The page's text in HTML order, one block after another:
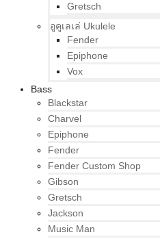
Gretsch
อูคูเลเล่ Ukulele
Fender
Epiphone
Vox
Bass
Blackstar
Charvel
Epiphone
Fender
Fender Custom Shop
Gibson
Gretsch
Jackson
Music Man